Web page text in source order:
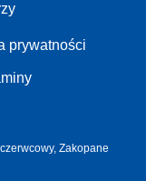
prywatności
, Zakopane